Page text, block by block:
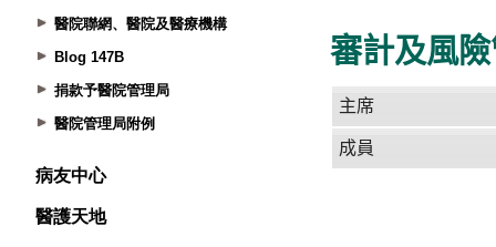
醫院聯網、醫院及醫療機構
Blog 147B
捐款予醫院管理局
醫院管理局附例
病友中心
醫護天地